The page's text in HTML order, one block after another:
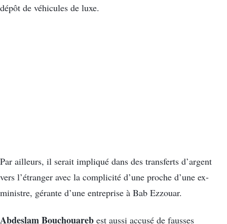
dépôt de véhicules de luxe.
Par ailleurs, il serait impliqué dans des transferts d’argent
vers l’étranger avec la complicité d’une proche d’une ex-
ministre, gérante d’une entreprise à Bab Ezzouar.
Abdeslam Bouchouareb est aussi accusé de fausses